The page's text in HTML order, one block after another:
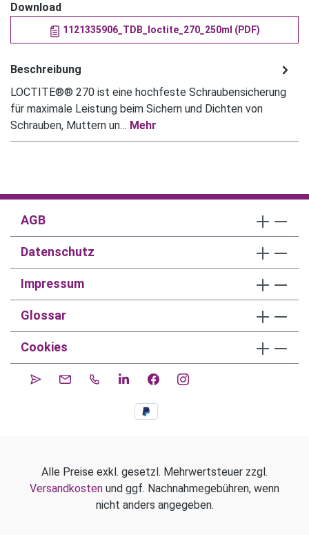
Download
1121335906_TDB_loctite_270_250ml (PDF)
Beschreibung
LOCTITE®® 270 ist eine hochfeste Schraubensicherung
für maximale Leistung beim Sichern und Dichten von
Schrauben, Muttern un… Mehr
AGB
Datenschutz
Impressum
Glossar
Cookies
Alle Preise exkl. gesetzl. Mehrwertsteuer zzgl.
Versandkosten und ggf. Nachnahmegebühren, wenn
nicht anders angegeben.